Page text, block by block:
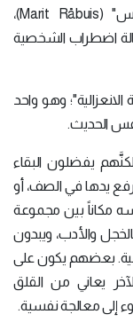
(Kristine Dahl Sørensenis) و"ماريت رابويس" (Marit Råbuis)،
اضطراب الشخصية
وهو واحد
الحديث.
يفضلون البقاء
رفع يدها في الصف، أو
مكاناً بين مجموعة
والأدب، ويبدون
بعضهم يكون على
يعاني من القلق
إلى معالجة نفسية.